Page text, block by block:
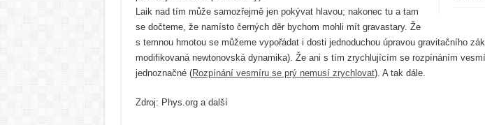
Laik nad tím může samozřejmě jen pokývat hlavou; nakonec tu a tam
se dočteme, že namísto černých děr bychom mohli mít gravastary. Že
s temnou hmotou se můžeme vypořádat i dosti jednoduchou úpravou gravitačního
modifikovaná newtonovská dynamika). Že ani s tím zrychlujícím se rozpínáním
jednoznačné (Rozpínání vesmíru se prý nemusí zrychlovat). A tak dále.
Zdroj: Phys.org a další